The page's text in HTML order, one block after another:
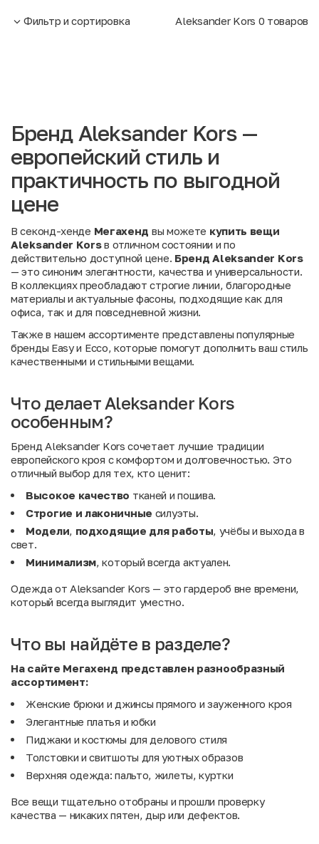
Фильтр и сортировка Aleksander Kors 0 товаров
Бренд Aleksander Kors —
европейский стиль и
практичность по выгодной
цене
В секонд-хенде Мегахенд вы можете купить вещи
Aleksander Korsв отличном состоянии и по
действительно доступной цене. Бренд Aleksander Kors
— это синоним элегантности, качества и универсальности.
В коллекциях преобладают строгие линии, благородные
материалы и актуальные фасоны, подходящие как для
офиса, так и для повседневной жизни.
Также в нашем ассортименте представлены популярные
бренды Easyи Ecco, которые помогут дополнить ваш стиль
качественными и стильными вещами.
Что делает Aleksander Kors
особенным?
Бренд Aleksander Kors сочетает лучшие традиции
европейского кроя с комфортом и долговечностью. Это
отличный выбор для тех, кто ценит:
Высокое качество тканей и пошива.
Строгие и лаконичные силуэты.
Модели, подходящие для работы, учёбы и выхода в
свет.
Минимализм, который всегда актуален.
Одежда от Aleksander Kors — это гардероб вне времени,
который всегда выглядит уместно.
Что вы найдёте в разделе?
На сайте Мегахенд представлен разнообразный
ассортимент:
Женские брюки и джинсы прямого и зауженного кроя
Элегантные платья и юбки
Пиджаки и костюмы для делового стиля
Толстовки и свитшоты для уютных образов
Верхняя одежда: пальто, жилеты, куртки
Все вещи тщательно отобраны и прошли проверку
качества — никаких пятен, дыр или дефектов.